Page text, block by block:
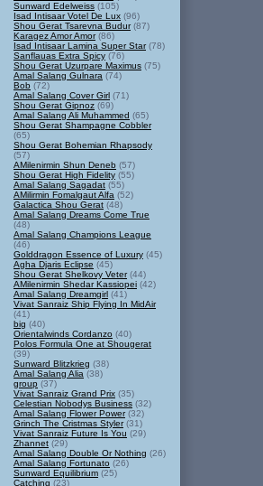
Sunward Edelweiss (105)
Isad Intisaar Votel De Lux (96)
Shou Gerat Tsarevna Budur(87)
Karagez Amor Amor(86)
Isad Intisaar Lamina Super Star(78)
Sanflauas Extra Spicy (76)
Shou Gerat Uzurpare Maximus (75)
Amal Salang Gulnara (74)
Bob (72)
Amal Salang Cover Girl (71)
Shou Gerat Gipnoz (69)
Amal Salang Ali Muhammed (65)
Shou Gerat Shampagne Cobbler
(65)
Shou Gerat Bohemian Rhapsody
(57)
AMilenirmin Shun Deneb (57)
Shou Gerat High Fidelity (55)
Amal Salang Sagadat (55)
AMilirmin Fomalgaut Alfa (52)
Galactica Shou Gerat (48)
Amal Salang Dreams Come True
(48)
Amal Salang Champions League
(46)
Golddragon Essence of Luxury (45)
Agha Djaris Eclipse (45)
Shou Gerat Shelkovy Veter(44)
AMilenirmin Shedar Kassiopei (42)
Amal Salang Dreamgirl (41)
Vivat Sanraiz Ship Flying In MidAir
(41)
big (40)
Orientalwinds Cordanzo (40)
Polos Formula One at Shougerat
(39)
Sunward Blitzkrieg (38)
Amal Salang Alia (38)
group (37)
Vivat Sanraiz Grand Prix (35)
Celestian Nobodys Business (32)
Amal Salang Flower Power(32)
Grinch The Cristmas Styler(31)
Vivat Sanraiz Future Is You (29)
Zhannet (29)
Amal Salang Double Or Nothing (26)
Amal Salang Fortunato (26)
Sunward Equilibrium (25)
Catching (23)